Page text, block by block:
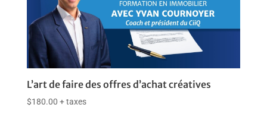
L’art de faire des offres d’achat créatives
$180.00 + taxes